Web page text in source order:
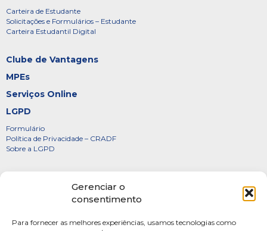
Gerenciar o
consentimento
Para fornecer as melhores experiências, usamos tecnologias como
Carteira de Estudante
Solicitações e Formulários – Estudante
Carteira Estudantil Digital
Clube de Vantagens
MPEs
Serviços Online
LGPD
Formulário
Política de Privacidade – CRADF
Sobre a LGPD
Diretoria